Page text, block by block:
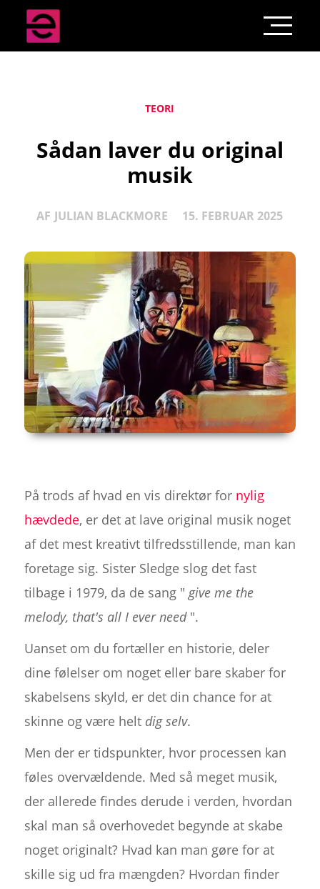
TEORI
Sådan laver du original
musik
AF JULIAN BLACKMORE 15. FEBRUAR 2025
På trods af hvad en vis direktør for nylig
hævdede, er det at lave original musik noget
af det mest kreativt tilfredsstillende, man kan
foretage sig. Sister Sledge slog det fast
tilbage i 1979, da de sang "give me the
melody, that's all I ever need".
Uanset om du fortæller en historie, deler
dine følelser om noget eller bare skaber for
skabelsens skyld, er det din chance for at
skinne og være helt dig selv.
Men der er tidspunkter, hvor processen kan
føles overvældende. Med så meget musik,
der allerede findes derude i verden, hvordan
skal man så overhovedet begynde at skabe
noget originalt? Hvad kan man gøre for at
skille sig ud fra mængden? Hvordan finder